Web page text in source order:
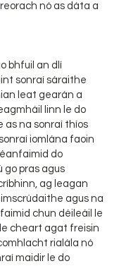
nó as dáta a
bhfuil an dlí
sonraí sáraithe
leat gearán a
linn le do
as na sonraí thíos
iomlána faoin
do
go pras agus
ag leagan
agus na
chun déileáil le
cheart agat freisin
rialála nó
maidir le do